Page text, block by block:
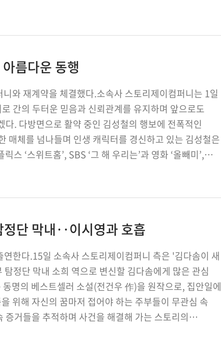
름다운 동행
와 재계약을 체결했다.소속사 스토리제이컴퍼니는 1일
간의 두터운 믿음과 신뢰관계를 유지하며 앞으로도
. 다방면으로 활약 중인 김성철의 행보에 전폭적인
매체를 넘나들며 인생 캐릭터를 경신하고 있는 김성철은
스 ‘스위트홈’, SBS ‘그 해 우리는’과 영화 ‘올빼미’,
단 막내‥이시영과 호흡
한다.15일 소속사 스토리제이컴퍼니 측은 '김다솜이 새
정단 막내 소희 역으로 변신할 김다솜에게 많은 관심
명의 베스트셀러 소설(전건우 作)을 원작으로, 집안일에
위해 자신의 꿈마저 접어야 하는 주부들이 무관심 속
거들을 추적하며 사건을 해결해 가는 스토리의